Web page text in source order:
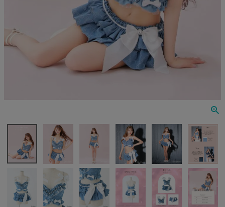
an
COMEX
Rechercher
Pleaser
浴衣